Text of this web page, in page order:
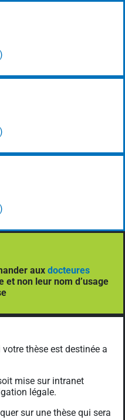
aux docteures
et non leur nom d’usage
thèse est destinée a
mise sur intranet
légale.
sur une thèse qui sera